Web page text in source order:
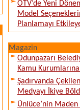
ÖTV’de Yeni
Model
Planlamayı
Magazin
Odunpazarı
Kamu Kurumlarına
Şadırvanda
Medyayı İkiye
Ünlüce’nin Maden